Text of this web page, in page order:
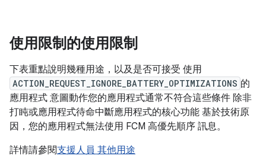
使用限制的使用限制
下表重點說明幾種用途，以及是否可接受 使用
ACTION_REQUEST_IGNORE_BATTERY_OPTIMIZATIONS 的
應用程式 意圖動作您的應用程式通常不符合這些條件 除非
打盹或應用程式待命中斷應用程式的核心功能 基於技術原
因，您的應用程式無法使用 FCM 高優先順序 訊息。
詳情請參閱支援人員 其他用途